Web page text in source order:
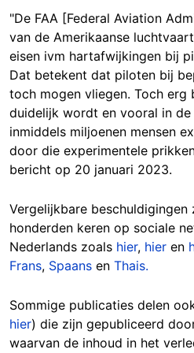
"De FAA [Federal Aviation
van de Amerikaanse
eisen ivm hartafwijkingen bij
Dat betekent dat piloten bij
toch mogen vliegen. Toch erg
duidelijk wordt en vooral in
inmiddels miljoenen mensen
door die experimentele
bericht op 20 januari 2023.
Vergelijkbare beschuldigingen
honderden keren op sociale
Nederlands zoals hier, hier en
Frans, Spaans en Thais.
Sommige publicaties delen
hier) die zijn gepubliceerd
waarvan de inhoud in het